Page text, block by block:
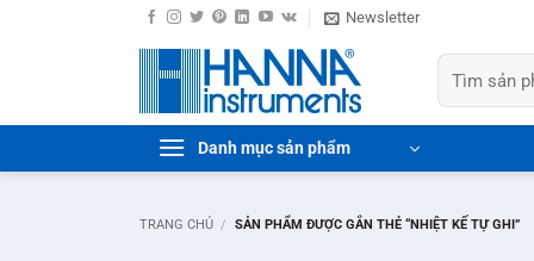
Newsletter
Tìm
kiếm:
Danh mục sản phẩm
TRANG CHỦ / SẢN PHẨM ĐƯỢC GẮN THẺ “NHIỆT KẾ TỰ GHI”